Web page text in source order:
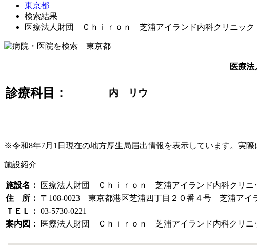
東京都
検索結果
医療法人財団 Ｃｈｉｒｏｎ 芝浦アイランド内科クリニック
医療
診療科目： 内 リウ
※令和8年7月1日現在の地方厚生局届出情報を表示しています。実
施設紹介
施設名：
医療法人財団 Ｃｈｉｒｏｎ 芝浦アイランド内科クリニ
住 所：
〒108-0023 東京都港区芝浦四丁目２０番４号 芝浦アイ
ＴＥＬ： 03-5730-0221
案内図：
医療法人財団 Ｃｈｉｒｏｎ 芝浦アイランド内科クリニ